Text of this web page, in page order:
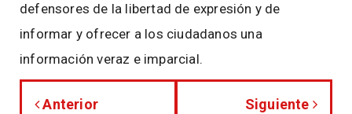
defensores de la libertad de expresión y de
informar y ofrecer a los ciudadanos una
información veraz e imparcial.
Anterior Siguiente